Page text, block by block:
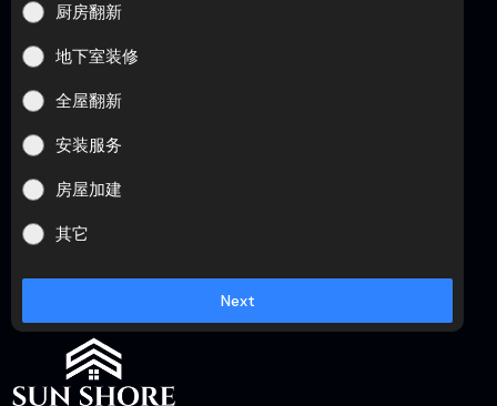
厨房翻新
地下室装修
全屋翻新
安装服务
房屋加建
其它
Next